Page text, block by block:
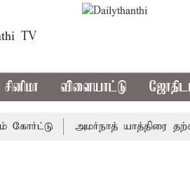
TV
சினிமா விளையாட்டு
அமர்நாத் யாத்திரை